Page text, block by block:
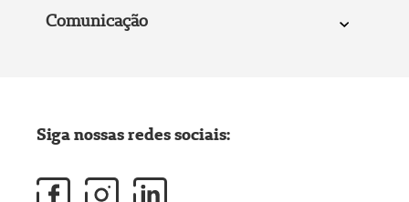
Comunicação
Siga nossas redes sociais: